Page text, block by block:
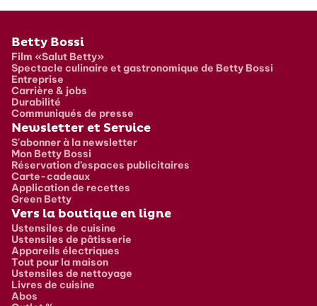
Pied de page
Betty Bossi
Film «Salut Betty»
Spectacle culinaire et gastronomique de Betty Bossi
Entreprise
Carrière & jobs
Durabilité
Communiqués de presse
Newsletter et Service
S'abonner à la newsletter
Mon Betty Bossi
Réservation d’espaces publicitaires
Carte-cadeaux
Application de recettes
Green Betty
Vers la boutique en ligne
Ustensiles de cuisine
Ustensiles de pâtisserie
Appareils électriques
Tout pour la maison
Ustensiles de nettoyage
Livres de cuisine
Abos